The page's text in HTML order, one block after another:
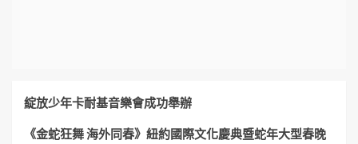
綻放少年卡耐基音樂會成功舉辦
《金蛇狂舞 海外同春》紐約國際文化慶典暨蛇年大型春晚